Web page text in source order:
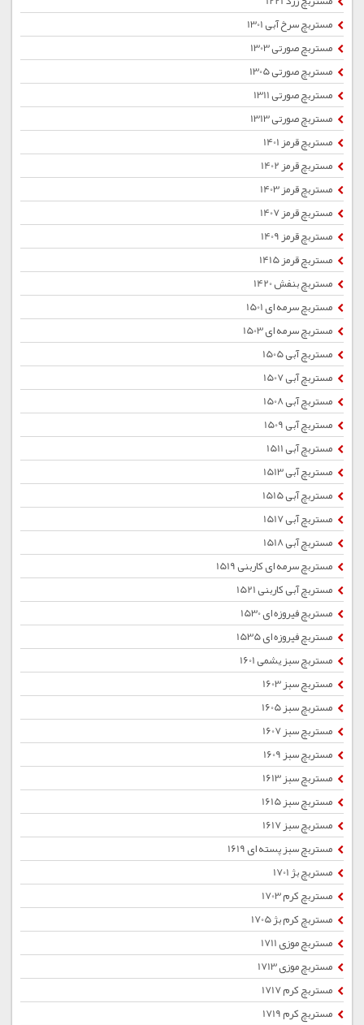
مستربچ سرخ آبی 1301
مستربچ صورتی 1303
مستربچ صورتی 1305
مستربچ صورتی 1311
مستربچ صورتی 1313
مستربچ قرمز 1401
مستربچ قرمز 1402
مستربچ قرمز 1403
مستربچ قرمز 1407
مستربچ قرمز 1409
مستربچ قرمز 1415
مستربچ بنفش 1420
مستربچ سرمه ای 1501
مستربچ سرمه ای 1503
مستربچ آبی 1505
مستربچ آبی 1507
مستربچ آبی 1508
مستربچ آبی 1509
مستربچ آبی 1511
مستربچ آبی 1513
مستربچ آبی 1515
مستربچ آبی 1517
مستربچ آبی 1518
مستربچ سرمه ای کاربنی 1519
مستربچ آبی کاربنی 1521
مستربچ فیروزه ای 1530
مستربچ فیروزه ای 1535
مستربچ سبز یشمی 1601
مستربچ سبز 1603
مستربچ سبز 1605
مستربچ سبز 1607
مستربچ سبز 1609
مستربچ سبز 1613
مستربچ سبز 1615
مستربچ سبز 1617
مستربچ سبز پسته ای 1619
مستربچ بژ 1701
مستربچ کرم 1703
مستربچ کرم بژ 1705
مستربچ موزی 1711
مستربچ موزی 1713
مستربچ کرم 1717
مستربچ کرم 1719